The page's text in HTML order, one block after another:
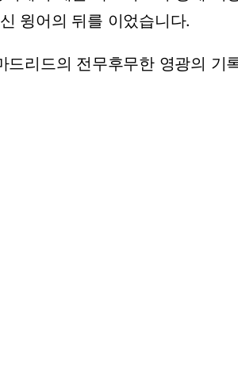
윙어의 뒤를 이었습니다.
드리드의 전무후무한 영광의 기